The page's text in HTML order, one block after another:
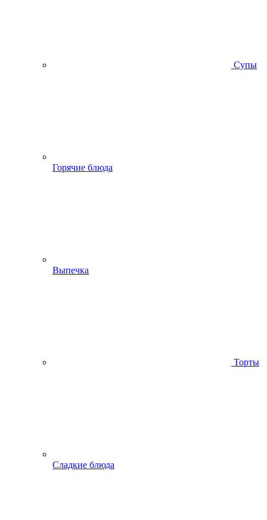
Супы
Горячие блюда
Выпечка
Торты
Сладкие блюда